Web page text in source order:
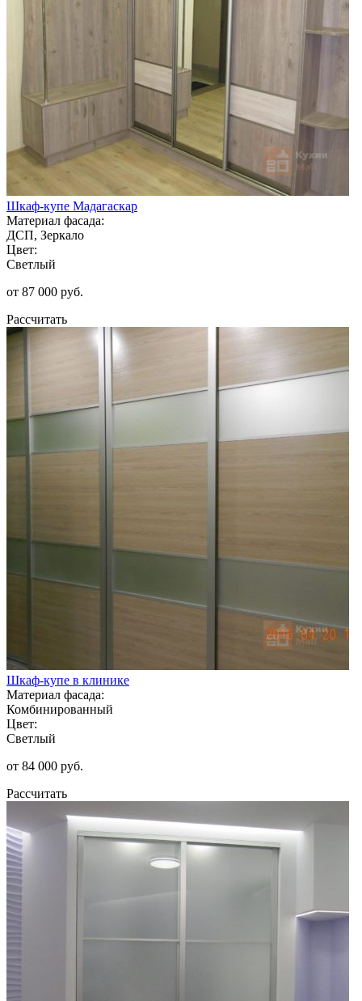
Шкаф-купе Мадагаскар
Материал фасада:
ДСП, Зеркало
Цвет:
Светлый
от 87 000 руб.
Рассчитать
Шкаф-купе в клинике
Материал фасада:
Комбинированный
Цвет:
Светлый
от 84 000 руб.
Рассчитать